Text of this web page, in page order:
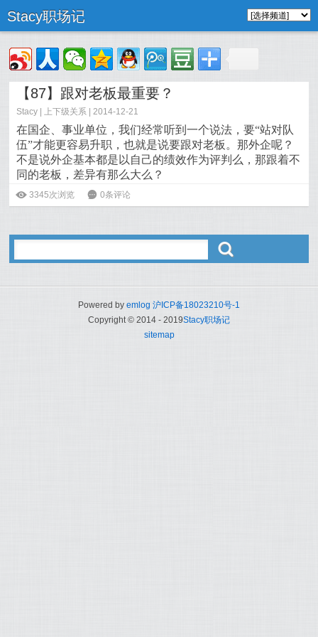
Stacy职场记
【87】跟对老板最重要？
Stacy 上下级关系 | 2014-12-21
在国企、事业单位，我们经常听到一个说法，要“站对队
伍”才能更容易升职，也就是说要跟对老板。那外企呢？
不是说外企基本都是以自己的绩效作为评判么，那跟着不
同的老板，差异有那么大么？
阅读全文>>
ė 3345次浏览 6 0条评论
ő
Powered by emlog 沪ICP备18023210号-1
Copyright © 2014 - 2019Stacy职场记
sitemap